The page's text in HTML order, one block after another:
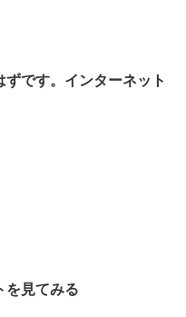
です。インターネット
を見てみる